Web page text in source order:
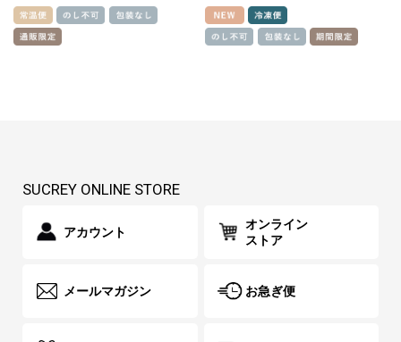
SUCREY ONLINE STORE
アカウント
オンライン
ストア
メールマガジン お急ぎ便